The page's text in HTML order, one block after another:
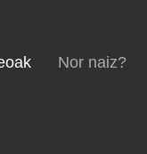
(current)
Nor naiz?